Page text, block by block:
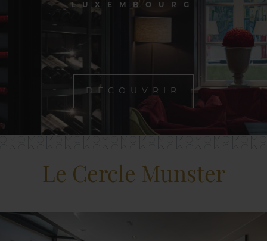
LUXEMBOURG
DÉCOUVRIR
Le Cercle Munster